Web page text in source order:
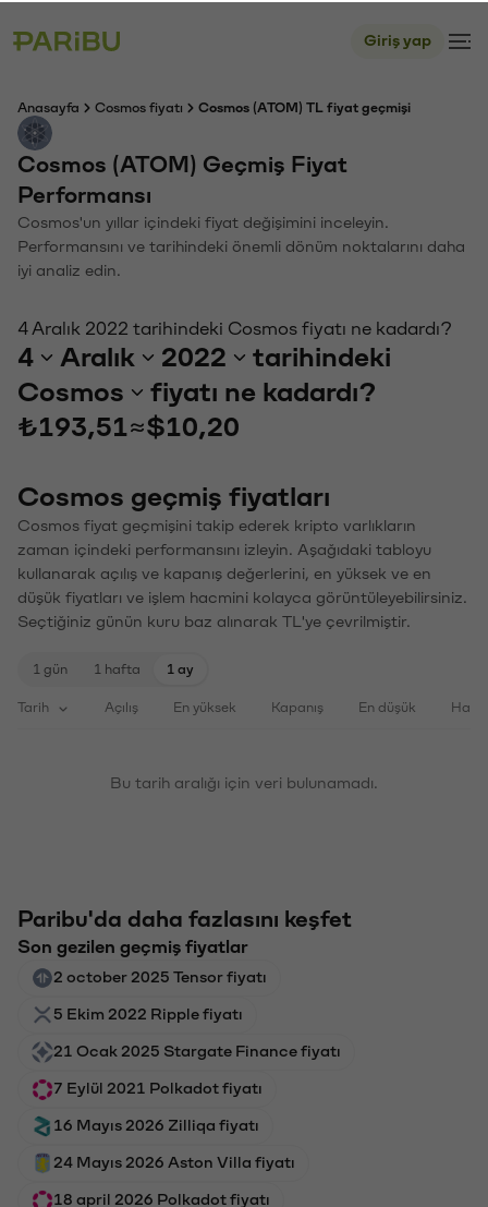
Giriş yap
Anasayfa Cosmos fiyatı Cosmos (ATOM) TL fiyat geçmişi
Cosmos (ATOM) Geçmiş Fiyat
Performansı
Cosmos'un yıllar içindeki fiyat değişimini inceleyin.
Performansını ve tarihindeki önemli dönüm noktalarını daha
iyi analiz edin.
4 Aralık 2022 tarihindeki Cosmos fiyatı ne kadardı?
4 Aralık 2022
tarihindeki
Cosmos
fiyatı ne kadardı?
₺193,51 ≈$10,20
Cosmos geçmiş fiyatları
Cosmos fiyat geçmişini takip ederek kripto varlıkların
zaman içindeki performansını izleyin. Aşağıdaki tabloyu
kullanarak açılış ve kapanış değerlerini, en yüksek ve en
düşük fiyatları ve işlem hacmini kolayca görüntüleyebilirsiniz.
Seçtiğiniz günün kuru baz alınarak TL'ye çevrilmiştir.
1 gün 1 hafta 1 ay
Tarih Açılış En yüksek Kapanış En düşük
Bu tarih aralığı için veri bulunamadı.
Paribu'da daha fazlasını keşfet
Son gezilen geçmiş fiyatlar
2 october 2025 Tensor fiyatı
5 Ekim 2022 Ripple fiyatı
21 Ocak 2025 Stargate Finance fiyatı
7 Eylül 2021 Polkadot fiyatı
16 Mayıs 2026 Zilliqa fiyatı
24 Mayıs 2026 Aston Villa fiyatı
18 april 2026 Polkadot fiyatı